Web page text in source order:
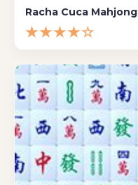
Racha Cuca Mahjong
★★★★☆